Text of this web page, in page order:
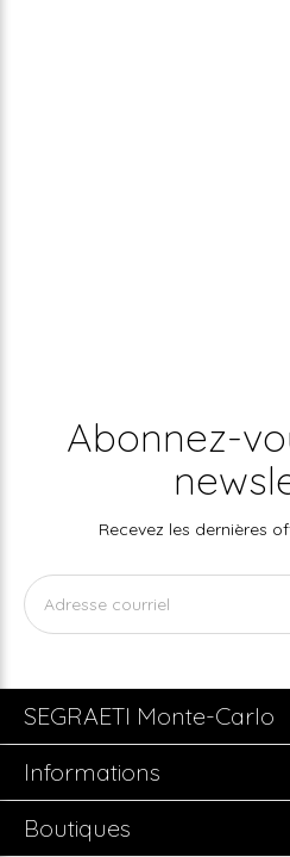
Abonnez-
Recevez les dernières
SEGRAETI Monte-Carlo
Informations
Boutiques